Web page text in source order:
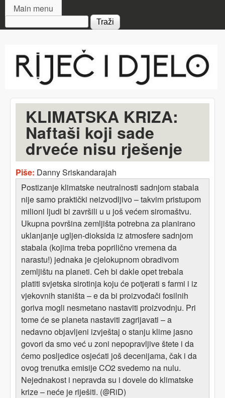
MAIN MENU
Main menu
Search form
i djelo
KLIMATSKA KRIZA:
Naftaši koji sade
drveće nisu rješenje
Piše: Danny Sriskandarajah
Postizanje klimatske neutralnosti sadnjom stabala
nije samo praktički neizvodljivo – takvim pristupom
milioni ljudi bi završili u u još većem siromaštvu.
Ukupna površina zemljišta potrebna za planirano
uklanjanje ugljen-dioksida iz atmosfere sadnjom
stabala (kojima treba poprilično vremena da
narastu!) jednaka je cjelokupnom obradivom
zemljištu na planeti. Ceh bi dakle opet trebala
platiti svjetska sirotinja koju će potjerati s farmi i iz
vjekovnih staništa – e da bi proizvođači fosilnih
goriva mogli nesmetano nastaviti proizvodnju. Pri
tome će se planeta nastaviti zagrijavati – a
nedavno objavljeni izvještaj o stanju klime jasno
govori da smo već u zoni nepopravljive štete i da
ćemo posljedice osjećati još decenijama, čak i da
ovog trenutka emisije CO2 svedemo na nulu.
Nejednakost i nepravda su i dovele do klimatske
krize – neće je riješiti. (@RiD)